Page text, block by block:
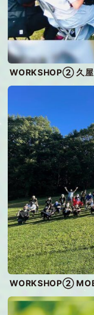
WORKSHOP② 久
WORKSHOP②